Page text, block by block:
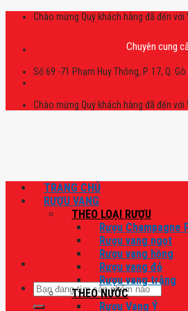
Skip
Chào mừng Quý khách hàng đã đến với
Chuyên cung cấp
Số 69 -71 Phạm Huy Thông, P. 17, Q. Gò
Chào mừng Quý khách hàng đã đến với
Tìm
kiếm:
TRANG CHỦ
RƯỢU VANG
THEO LOẠI RƯỢU
Rượu Champagne
Rượu vang ngọt
Rượu vang hồng
Rượu vang đỏ
Rượu vang trắng
THEO NƯỚC
Rượu Vang Ý